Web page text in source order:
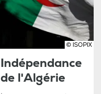
© ISOPIX
Indépendance
de l'Algérie